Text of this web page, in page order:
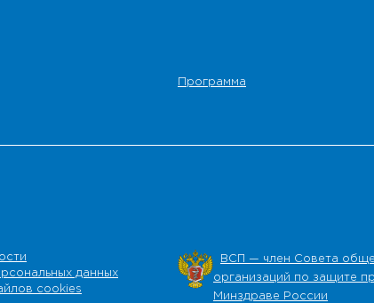
Программа
данных
cookies
ВСП — член Совета
организаций по защите
Минздраве России